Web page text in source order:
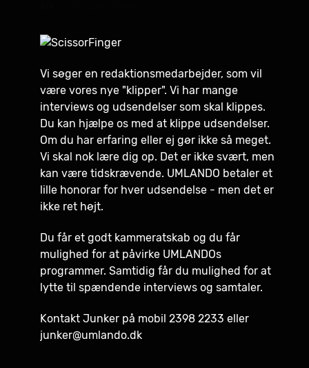
Vi søger en redaktionsmedarbejder, som vil
være vores nye "klipper". Vi har mange
interviews og udsendelser som skal klippes.
Du kan hjælpe os med at klippe udsendelser.
Om du har erfaring eller ej gør ikke så meget.
Vi skal nok lære dig op. Det er ikke svært, men
kan være tidskrævende. UMLANDO betaler et
lille honorar for hver udsendelse - men det er
ikke ret højt.
Du får et godt kammeratskab og du får
mulighed for at påvirke UMLANDOs
programmer. Samtidig får du mulighed for at
lytte til spændende interviews og samtaler.
Kontakt Junker på mobil 2398 2233 eller
junker@umlando.dk